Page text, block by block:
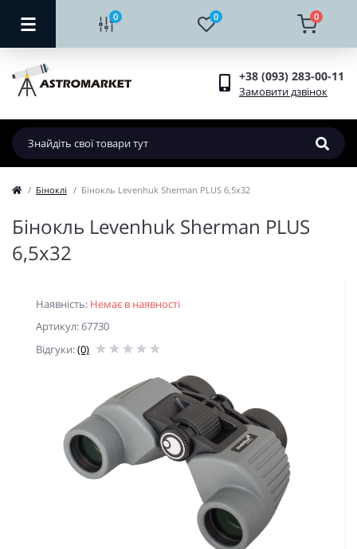
0 0 0
+38 (093) 283-00-11
Замовити дзвінок
Біноклі Бінокль Levenhuk Sherman PLUS 6,5x32
Бінокль Levenhuk Sherman PLUS
6,5x32
Наявність: Немає в наявності
Артикул: 67730
Відгуки:(0)